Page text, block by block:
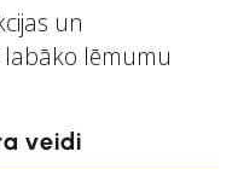
un
lēmumu
veidi